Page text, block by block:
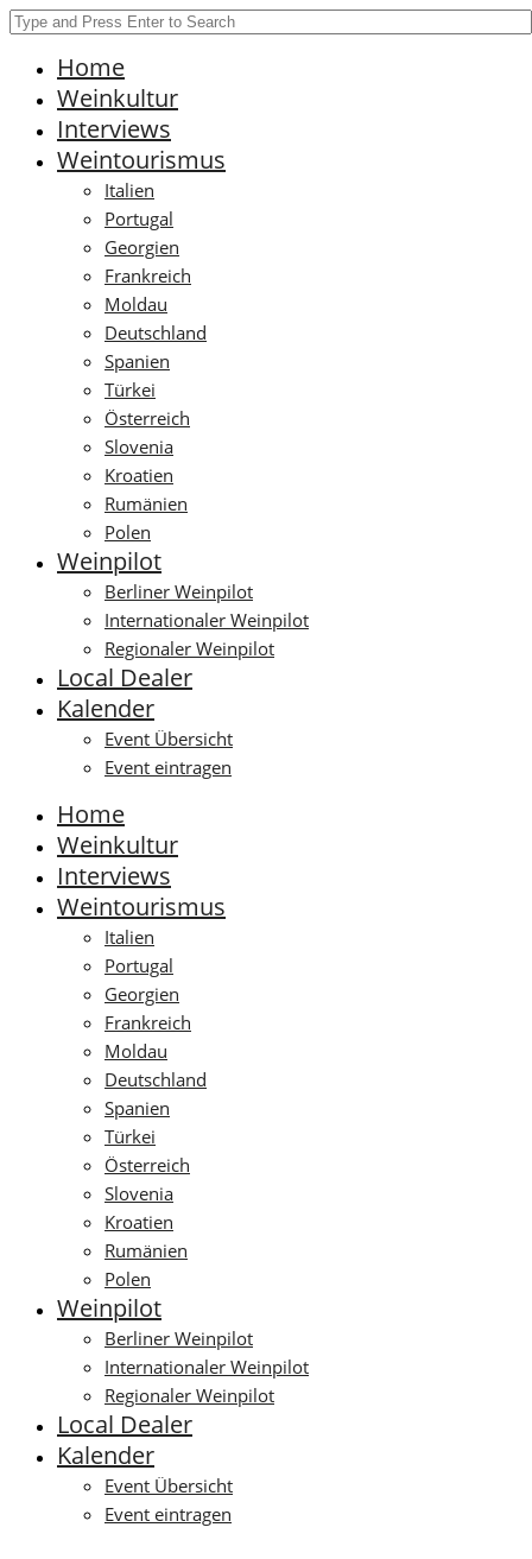
Home
Weinkultur
Interviews
Weintourismus
Italien
Portugal
Georgien
Frankreich
Moldau
Deutschland
Spanien
Türkei
Österreich
Slovenia
Kroatien
Rumänien
Polen
Weinpilot
Berliner Weinpilot
Internationaler Weinpilot
Regionaler Weinpilot
Local Dealer
Kalender
Event Übersicht
Event eintragen
Home
Weinkultur
Interviews
Weintourismus
Italien
Portugal
Georgien
Frankreich
Moldau
Deutschland
Spanien
Türkei
Österreich
Slovenia
Kroatien
Rumänien
Polen
Weinpilot
Berliner Weinpilot
Internationaler Weinpilot
Regionaler Weinpilot
Local Dealer
Kalender
Event Übersicht
Event eintragen